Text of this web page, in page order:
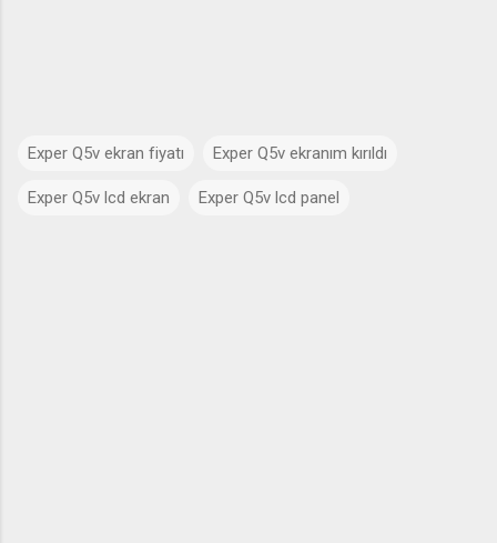
Exper Q5v ekran fiyatı Exper Q5v ekranım kırıldı
Exper Q5v lcd ekran Exper Q5v lcd panel